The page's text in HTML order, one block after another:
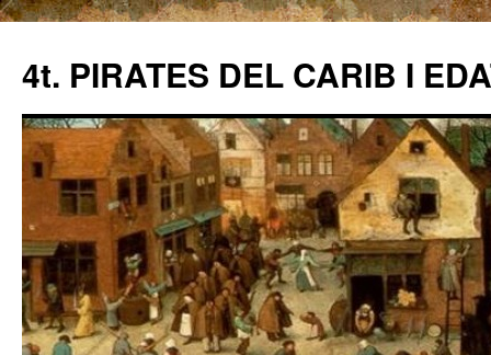
4t. PIRATES DEL CARIB I